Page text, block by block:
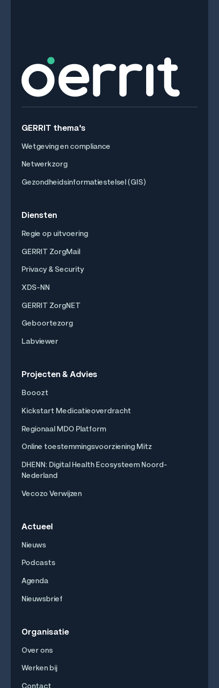
GERRIT thema's
Wetgeving en compliance
Netwerkzorg
Gezondheidsinformatiestelsel (GIS)
Diensten
Regie op uitvoering
GERRIT ZorgMail
Privacy & Security
XDS-NN
GERRIT ZorgNET
Geboortezorg
Labviewer
Projecten & Advies
Booozt
Kickstart Medicatieoverdracht
Regionaal MDO Platform
Online toestemmingsvoorziening Mitz
DHENN: Digital Health Ecosysteem Noord-
Nederland
Vecozo Verwijzen
Actueel
Nieuws
Podcasts
Agenda
Nieuwsbrief
Organisatie
Over ons
Werken bij
Contact